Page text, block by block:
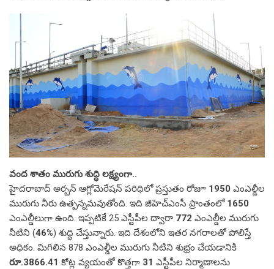
వంద శాతం మురుగు శుద్ధి లక్ష్యంగా..
హైదరాబాద్ అర్బన్ ఆగ్లోమెరేషన్ పరిధిలో ప్రస్తుతం రోజూ 1950 ఎంఎల్డీల
మురుగు నీరు ఉత్పన్నమవుతోంది. ఇది జీహెచ్ఎంసీ ప్రాంతంలో 1650
ఎంఎల్డీలుగా ఉంది. ఇప్పటికే 25 ఎస్టీపీల ద్వారా 772 ఎంఎల్డీల మురుగు
నీటిని (46%) శుద్ధి చేస్తున్నారు. ఇది దేశంలోని ఇతర నగరాలతో పోలిస్తే
అధికం. మిగిలిన 878 ఎంఎల్డీల మురుగు నీటిని శుభ్రం చేయడానికి
రూ.3866.41 కోట్ల వ్యయంతో కొత్తగా 31 ఎస్టీపీల నిర్మాణాలను